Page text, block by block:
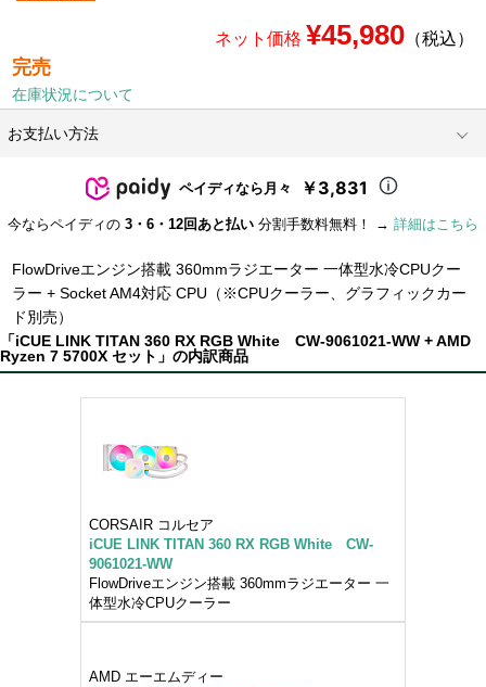
ネット価格 ¥45,980（税込）
完売
在庫状況について
お支払い方法
ペイディなら月々 ￥3,831
今ならペイディの 3・6・12回あと払い 分割手数料無料！ → 詳細はこちら
FlowDriveエンジン搭載 360mmラジエーター 一体型水冷CPUクー
ラー + Socket AM4対応 CPU（※CPUクーラー、グラフィックカー
ド別売）
「iCUE LINK TITAN 360 RX RGB White CW-9061021-WW + AMD
Ryzen 7 5700X セット」の内訳商品
CORSAIR コルセア
iCUE LINK TITAN 360 RX RGB White CW-
9061021-WW
FlowDriveエンジン搭載 360mmラジエーター 一
体型水冷CPUクーラー
AMD エーエムディー